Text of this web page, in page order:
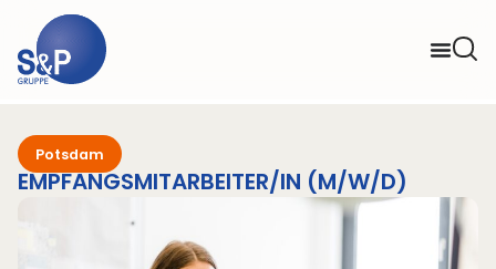
Potsdam
EMPFANGSMITARBEITER/IN (M/W/D)